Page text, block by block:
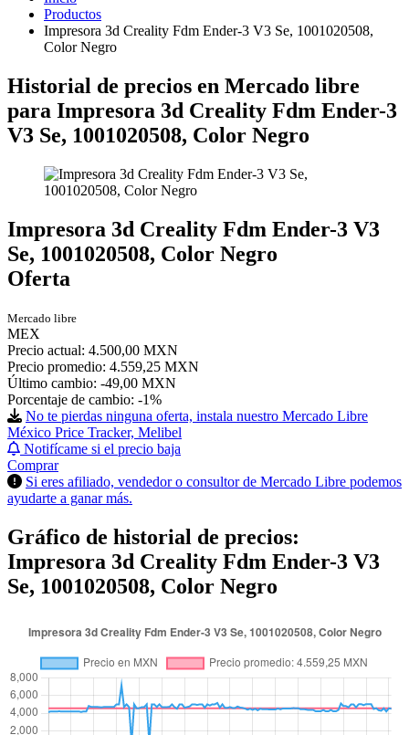
Productos
Impresora 3d Creality Fdm Ender-3 V3 Se, 1001020508,
Color Negro
Historial de precios en Mercado libre
para Impresora 3d Creality Fdm Ender-3
V3 Se, 1001020508, Color Negro
Impresora 3d Creality Fdm Ender-3 V3
Se, 1001020508, Color Negro
Oferta
Mercado libre
MEX
Precio actual: 4.500,00 MXN
Precio promedio: 4.559,25 MXN
Último cambio: -49,00 MXN
Porcentaje de cambio: -1%
No te pierdas ninguna oferta, instala nuestro Mercado Libre
México Price Tracker, Melibel
Notifícame si el precio baja
Comprar
Si eres afiliado, vendedor o consultor de Mercado Libre podemos
ayudarte a ganar más.
Gráfico de historial de precios:
Impresora 3d Creality Fdm Ender-3 V3
Se, 1001020508, Color Negro